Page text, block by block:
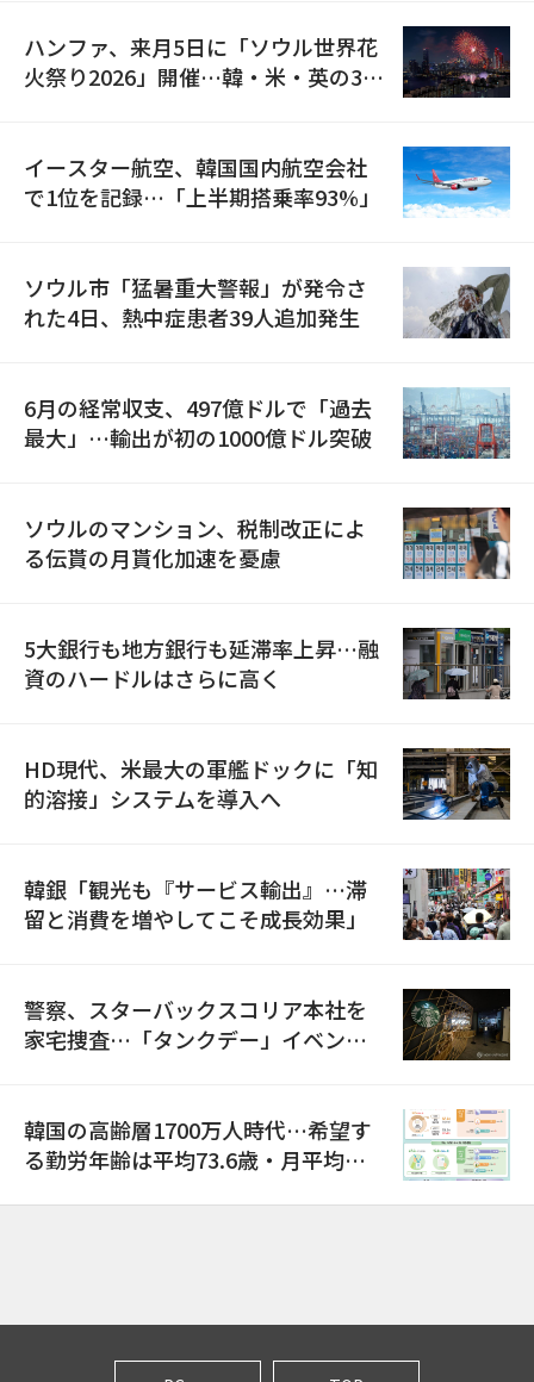
ハンファ、来月5日に「ソウル世界花
火祭り2026」開催…韓・米・英の3カ
イースター航空、韓国国内航空会社
で1位を記録…「上半期搭乗率93%」
ソウル市「猛暑重大警報」が発令さ
れた4日、熱中症患者39人追加発生
6月の経常収支、497億ドルで「過去
最大」…輸出が初の1000億ドル突破
ソウルのマンション、税制改正によ
る伝貰の月貰化加速を憂慮
5大銀行も地方銀行も延滞率上昇…融
資のハードルはさらに高く
HD現代、米最大の軍艦ドックに「知
的溶接」システムを導入へ
韓銀「観光も『サービス輸出』…滞
留と消費を増やしてこそ成長効果」
警察、スターバックスコリア本社を
家宅捜査…「タンクデー」イベント
韓国の高齢層1700万人時代…希望す
る勤労年齢は平均73.6歳・月平均賃